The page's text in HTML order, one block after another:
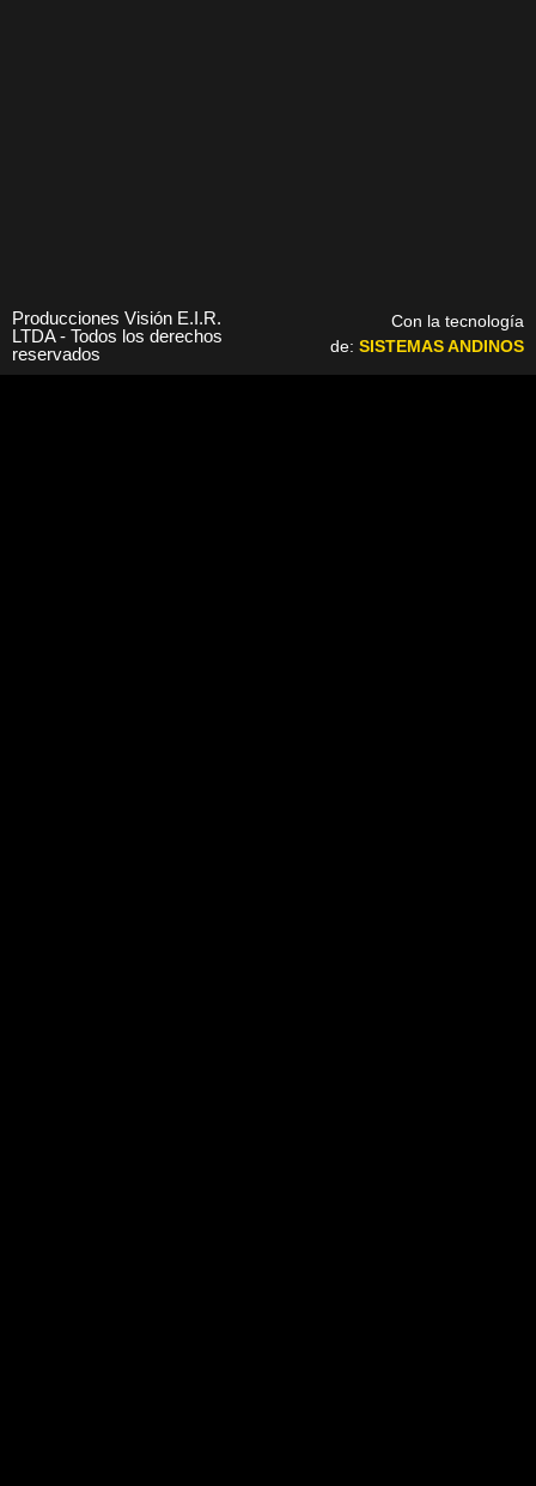
Producciones Visión E.I.R.
LTDA - Todos los derechos
reservados
Con la tecnología
de: SISTEMAS ANDINOS